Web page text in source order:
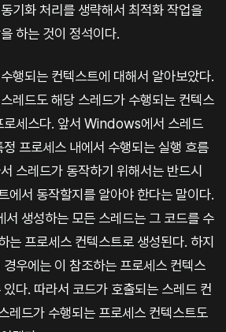
기화 처리를 생략해서 최적화 작업을
하는 것이 정석이다.
행되는 컨텍스트에 대해서 알아보았다.
레드도 해당 스레드가 수행되는 컨텍스
로세스다. 앞서 Windows에서 스레드
프로세스 내에서 수행되는 실행 흐름
스레드가 동작하기 위해서는 반드시
에서 동작할지를 알아야 한다는 말이다.
서 생성하는 모든 스레드는 그 코드를 수
는 프로세스 컨텍스트로 생성된다. 하지
우에는 이 참조하는 프로세스 컨텍스
다. 따라서 코드가 호출되는 스레드 컨
레드가 수행되는 프로세스 컨텍스트도